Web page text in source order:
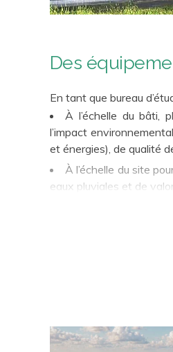
Des
En tant que bureau
À l’échelle du bâti,
l’impact
et énergies), de qualité
À l’échelle du site
eaux pluviales et de
À l'échelle de leur